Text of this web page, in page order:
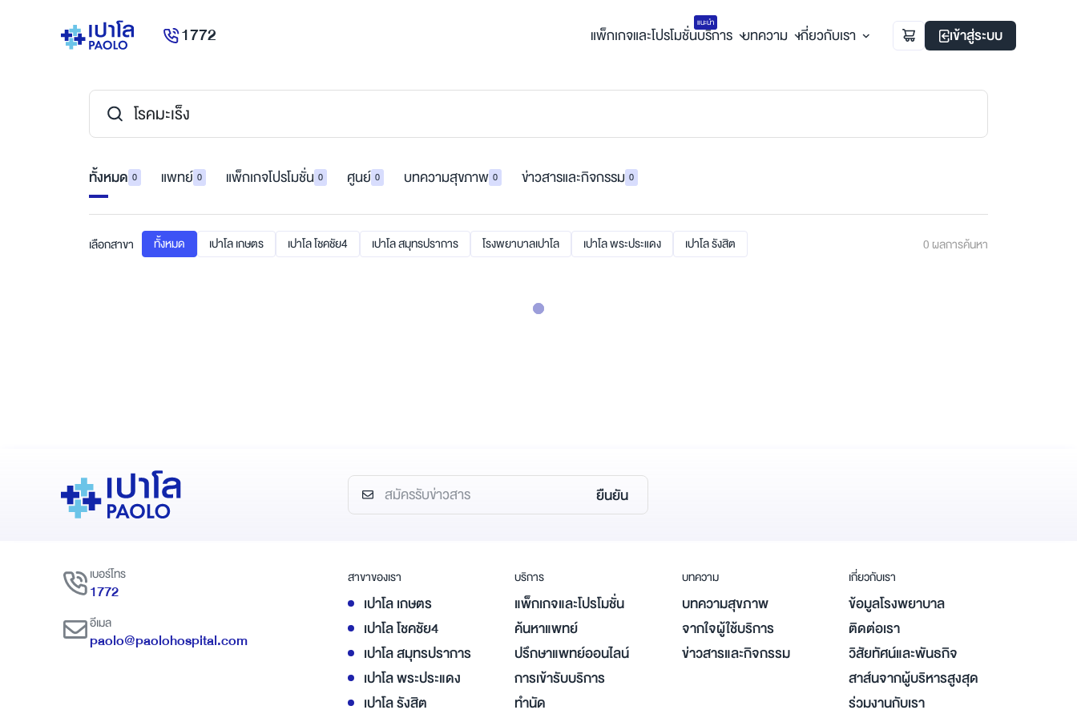
1772 แพ็กเกจและโปรโมชั่น
แนะนำ
บริการ บทความ เกี่ยวกับเรา เข้าสู่ระบบ
ทั้งหมด 0 แพทย์ 0 แพ็กเกจโปรโมชั่น 0 ศูนย์ 0 บทความสุขภาพ 0 ข่าวสารและกิจกรรม 0
เลือกสาขา ทั้งหมด เปาโล เกษตร เปาโล โชคชัย4 เปาโล สมุทรปราการ โรงพยาบาลเปาโล เปาโล พระประแดง เปาโล รังสิต 0 ผลการค้นหา
ยืนยัน
เบอร์โทร
1772
อีเมล
paolo@paolohospital.com
สาขาของเรา
เปาโล เกษตร
เปาโล โชคชัย4
เปาโล สมุทรปราการ
เปาโล พระประแดง
เปาโล รังสิต
บริการ
แพ็กเกจและโปรโมชั่น
ค้นหาแพทย์
ปรึกษาแพทย์ออนไลน์
การเข้ารับบริการ
ทำนัด
บทความ
บทความสุขภาพ
จากใจผู้ใช้บริการ
ข่าวสารและกิจกรรม
เกี่ยวกับเรา
ข้อมูลโรงพยาบาล
ติดต่อเรา
วิสัยทัศน์และพันธกิจ
สาส์นจากผู้บริหารสูงสุด
ร่วมงานกับเรา